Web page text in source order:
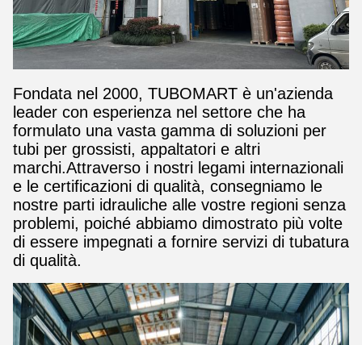
Fondata nel 2000, TUBOMART è un'azienda
leader con esperienza nel settore che ha
formulato una vasta gamma di soluzioni per
tubi per grossisti, appaltatori e altri
marchi.Attraverso i nostri legami internazionali
e le certificazioni di qualità, consegniamo le
nostre parti idrauliche alle vostre regioni senza
problemi, poiché abbiamo dimostrato più volte
di essere impegnati a fornire servizi di tubatura
di qualità.